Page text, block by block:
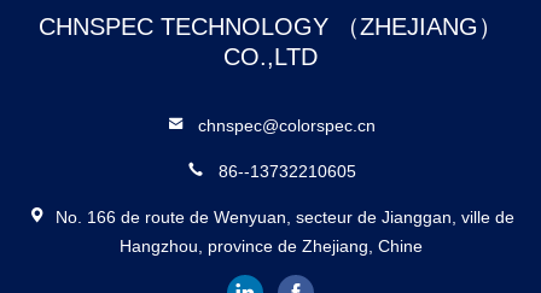
CHNSPEC TECHNOLOGY （ZHEJIANG）
CO.,LTD
chnspec@colorspec.cn
86--13732210605
No. 166 de route de Wenyuan, secteur de Jianggan, ville de
Hangzhou, province de Zhejiang, Chine